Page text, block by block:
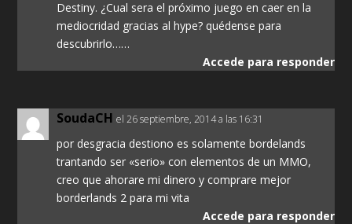
Destiny. ¿Cual sera el próximo juego en caer en la
mediocridad gracias al hype? quédense para
descubrirlo……
Accede para responder
SoudaCH el 26 septiembre, 2014 a las 16:31
por desgracia destiono es solamente bordelands
trantando ser «serio» con elementos de un MMO,
creo que ahorare mi dinero y comprare mejor
borderlands 2 para mi vita
Accede para responder